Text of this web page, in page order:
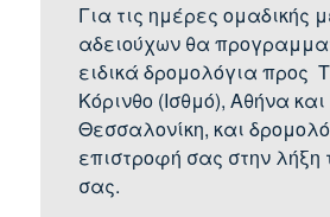
Για τις ημέρες ομαδικής
αδειούχων θα
ειδικά δρομολόγια προς
Κόρινθο (Ισθμό), Αθήνα και
Θεσσαλονίκη, και
επιστροφή σας στην λήξη
σας.